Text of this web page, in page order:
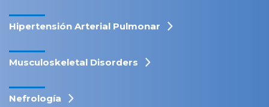
Hipertensión Arterial Pulmonar
Musculoskeletal Disorders
Nefrología